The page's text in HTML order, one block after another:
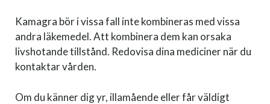
Kamagra bör i vissa fall inte kombineras med vissa
andra läkemedel. Att kombinera dem kan orsaka
livshotande tillstånd. Redovisa dina mediciner när du
kontaktar vården.
Om du känner dig yr, illamående eller får väldigt